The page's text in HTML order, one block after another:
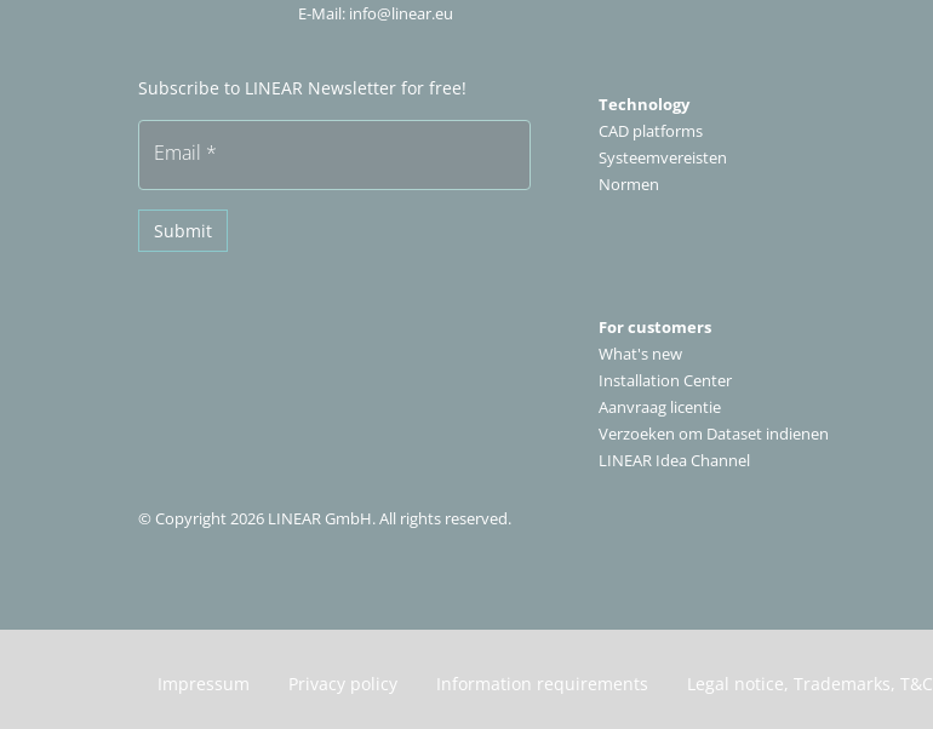
E-Mail: info@linear.eu
Subscribe to LINEAR Newsletter for free!
Email *
Submit
© Copyright 2026 LINEAR GmbH. All rights reserved.
Technology
CAD platforms
Systeemvereisten
Normen
For customers
What's new
Installation Center
Aanvraag licentie
Verzoeken om Dataset indienen
LINEAR Idea Channel
Impressum Privacy policy Information requirements Legal notice, Trademarks, T&C